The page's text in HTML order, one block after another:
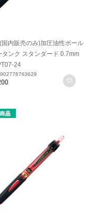
録
内販売のみ)加圧油性ボール
タンク スタンダード 0.7mm
24